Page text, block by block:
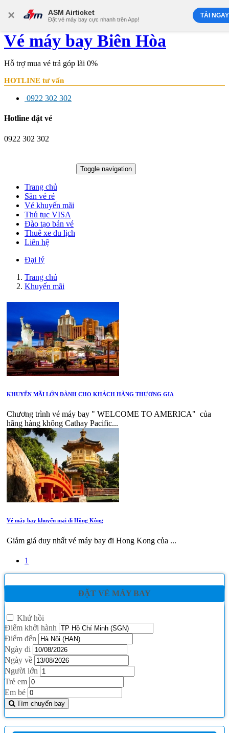
Vé máy bay Biên Hòa
Hỗ trợ mua vé trả góp lãi 0%
HOTLINE tư vấn
0922 302 302
Hotline đặt vé
0922 302 302
Toggle navigation
Trang chủ
Săn vé rẻ
Vé khuyến mãi
Thủ tục VISA
Đào tạo bán vé
Thuê xe du lịch
Liên hệ
Đại lý
Trang chủ
Khuyến mãi
KHUYẾN MÃI LỚN DÀNH CHO KHÁCH HÀNG THƯƠNG GIA
Chương trình vé máy bay " WELCOME TO AMERICA" của
hãng hàng không Cathay Pacific...
Vé máy bay khuyến mại đi Hồng Kông
Giảm giá duy nhất vé máy bay đi Hong Kong của ...
1
ĐẶT VÉ MÁY BAY
Khứ hồi
Điểm khởi hành
Điểm đến
Ngày đi
Ngày về
Người lớn
Trẻ em
Em bé
Tìm chuyến bay
× ASM Airticket
Đặt vé máy bay cực nhanh trên App!
TẢI NGAY